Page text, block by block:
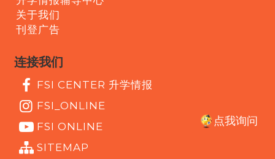
点我询问
关于我们
刊登广告
连接我们
FSI CENTER 升学情报
FSI_ONLINE
FSI ONLINE
SITEMAP